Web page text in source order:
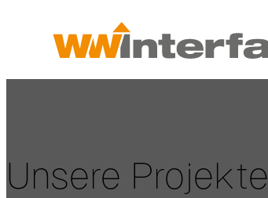
Unsere Projekte